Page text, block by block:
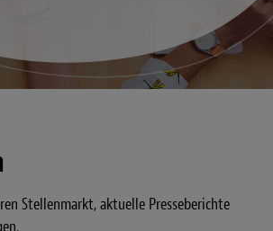
Stellenmarkt, aktuelle Presseberichte